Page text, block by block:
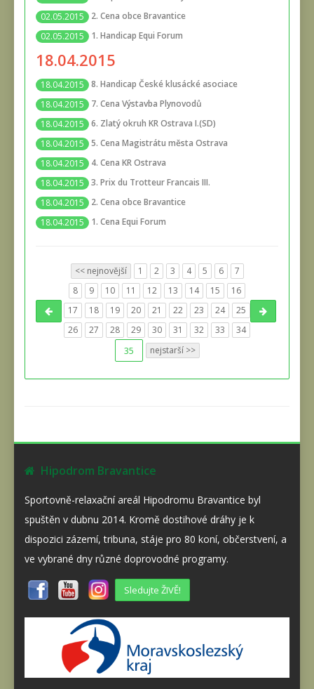
02.05.2015
2. Cena obce Bravantice
02.05.2015
1. Handicap Equi Forum
18.04.2015
18.04.2015
8. Handicap České klusácké asociace
18.04.2015
7. Cena Výstavba Plynovodů
18.04.2015
6. Zlatý okruh KR Ostrava I.(SD)
18.04.2015
5. Cena Magistrátu města Ostrava
18.04.2015
4. Cena KR Ostrava
18.04.2015
3. Prix du Trotteur Francais III.
18.04.2015
2. Cena obce Bravantice
18.04.2015
1. Cena Equi Forum
<< nejnovější 1 2 3 4 5 6
7
8
9 10 11 12 13 14 15
16
17
18 19 20 21 22 23 24
25
26
27 28 29 30 31 32 33 34
35 nejstarší >>
Hipodrom Bravantice
Sportovně-relaxační areál Hipodromu Bravantice byl
spuštěn v dubnu 2014. Kromě dostihové dráhy je k
dispozici zázemí, tribuna, stáje pro 80 koní, občerstvení, a
ve vybrané dny různé doprovodné programy.
Sledujte ŽIVĚ!